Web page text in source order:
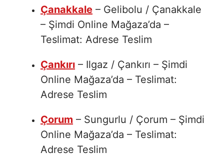
Çanakkale – Gelibolu / Çanakkale
– Şimdi Online Mağaza’da –
Teslimat: Adrese Teslim
Çankırı – Ilgaz / Çankırı – Şimdi
Online Mağaza’da – Teslimat:
Adrese Teslim
Çorum – Sungurlu / Çorum – Şimdi
Online Mağaza’da – Teslimat:
Adrese Teslim